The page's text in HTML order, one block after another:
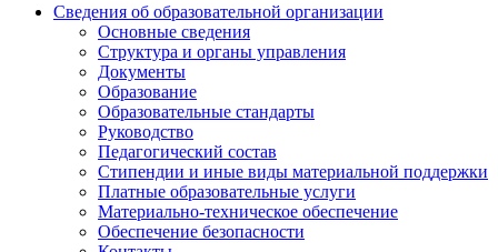
Сведения об образовательной организации
Основные сведения
Структура и органы управления
Документы
Образование
Образовательные стандарты
Руководство
Педагогический состав
Стипендии и иные виды материальной поддержки
Платные образовательные услуги
Материально-техническое обеспечение
Обеспечение безопасности